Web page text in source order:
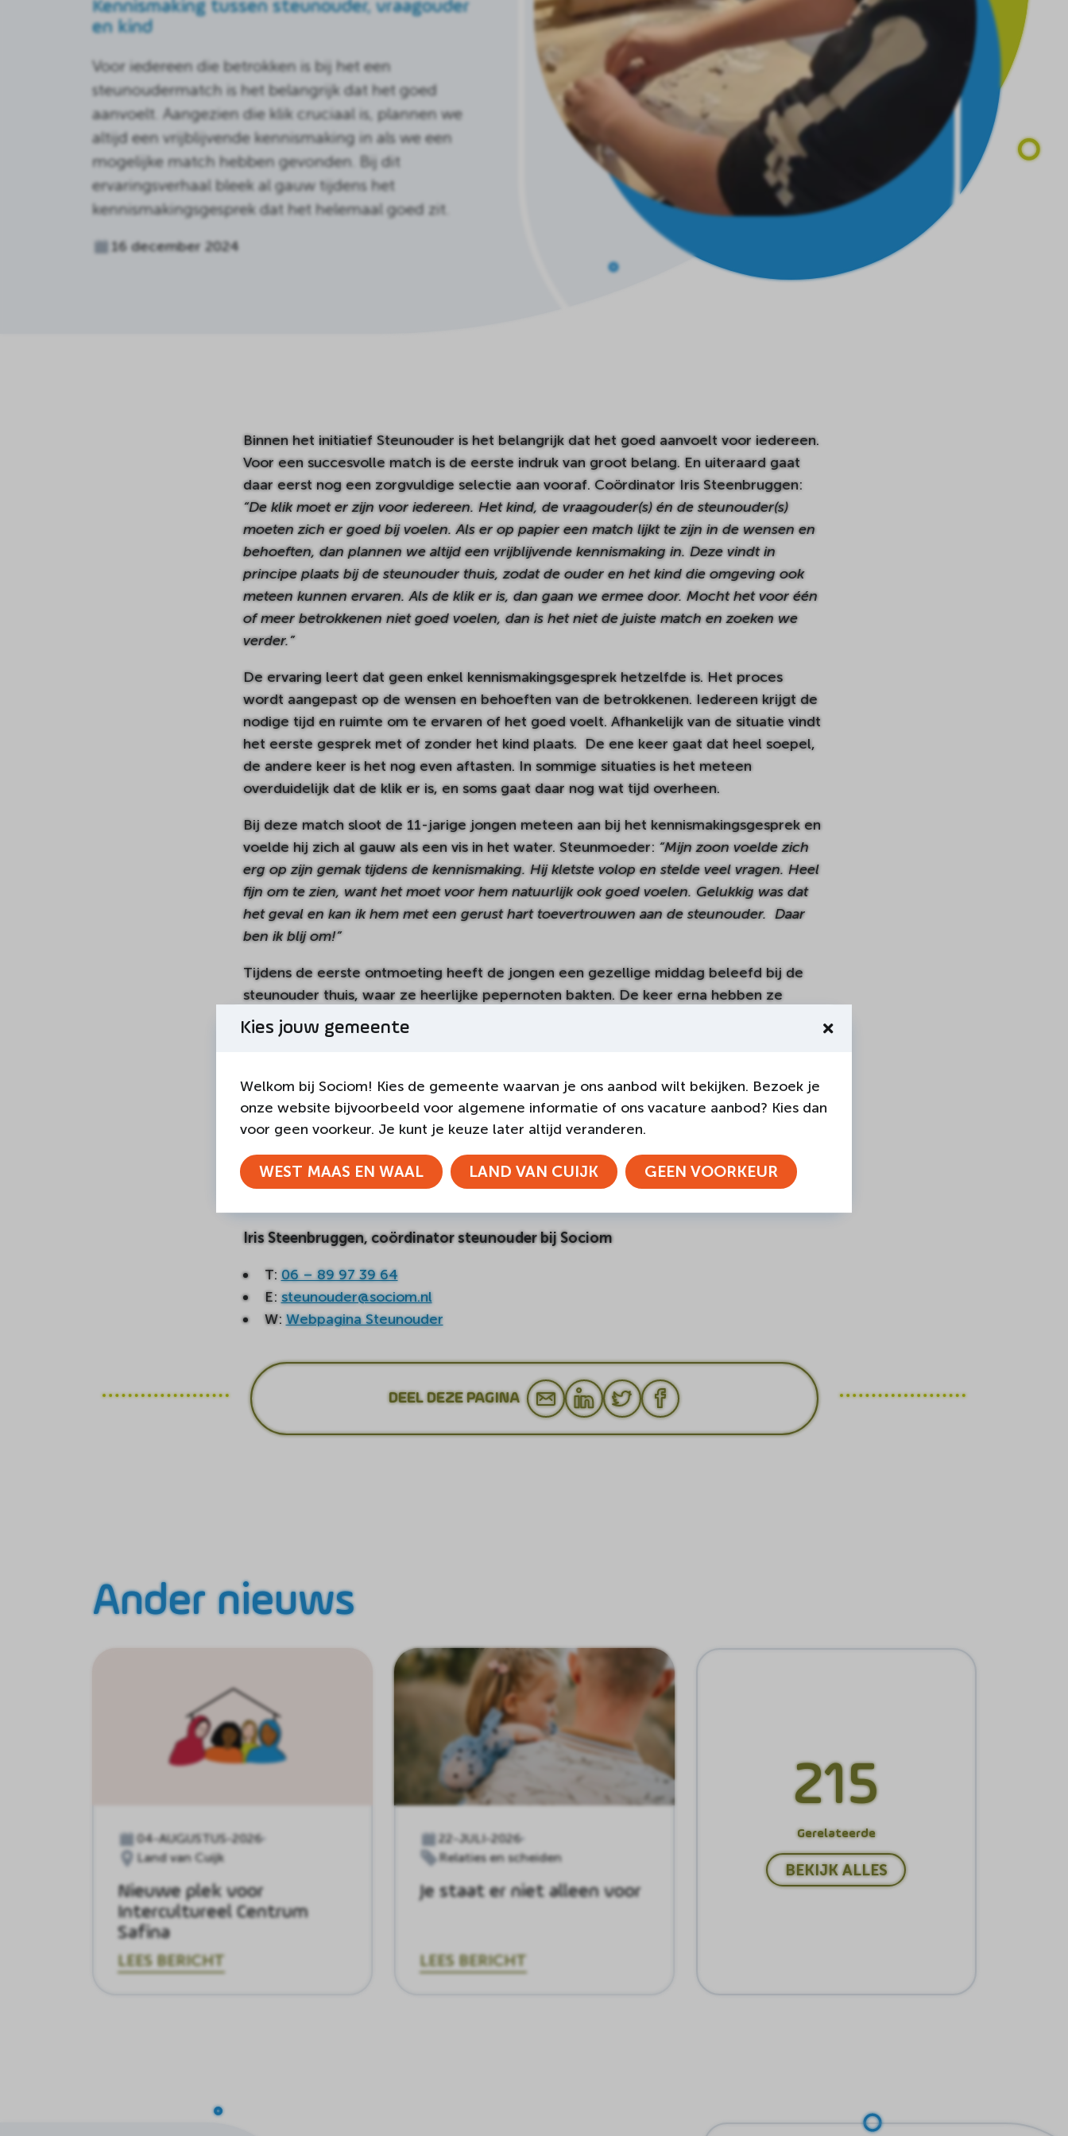
Kennismaking tussen steunouder, vraagouder
en kind
Voor iedereen die betrokken is bij het een
steunoudermatch is het belangrijk dat het goed
aanvoelt. Aangezien die klik cruciaal is, plannen we
altijd een vrijblijvende kennismaking in als we een
mogelijke match hebben gevonden. Bij dit
ervaringsverhaal bleek al gauw tijdens het
kennismakingsgesprek dat het helemaal goed zit.
16 december 2024
Binnen het initiatief Steunouder is het belangrijk dat het goed aanvoelt voor iedereen.
Voor een succesvolle match is de eerste indruk van groot belang. En uiteraard gaat
daar eerst nog een zorgvuldige selectie aan vooraf. Coördinator Iris Steenbruggen:
“De klik moet er zijn voor iedereen. Het kind, de vraagouder(s) én de steunouder(s)
moeten zich er goed bij voelen. Als er op papier een match lijkt te zijn in de wensen en
behoeften, dan plannen we altijd een vrijblijvende kennismaking in. Deze vindt in
principe plaats bij de steunouder thuis, zodat de ouder en het kind die omgeving ook
meteen kunnen ervaren. Als de klik er is, dan gaan we ermee door. Mocht het voor één
of meer betrokkenen niet goed voelen, dan is het niet de juiste match en zoeken we
verder.”
De ervaring leert dat geen enkel kennismakingsgesprek hetzelfde is. Het proces
wordt aangepast op de wensen en behoeften van de betrokkenen. Iedereen krijgt de
nodige tijd en ruimte om te ervaren of het goed voelt. Afhankelijk van de situatie vindt
het eerste gesprek met of zonder het kind plaats. De ene keer gaat dat heel soepel,
de andere keer is het nog even aftasten. In sommige situaties is het meteen
overduidelijk dat de klik er is, en soms gaat daar nog wat tijd overheen.
Bij deze match sloot de 11-jarige jongen meteen aan bij het kennismakingsgesprek en
voelde hij zich al gauw als een vis in het water. Steunmoeder: “Mijn zoon voelde zich
erg op zijn gemak tijdens de kennismaking. Hij kletste volop en stelde veel vragen. Heel
fijn om te zien, want het moet voor hem natuurlijk ook goed voelen. Gelukkig was dat
het geval en kan ik hem met een gerust hart toevertrouwen aan de steunouder. Daar
ben ik blij om!”
Tijdens de eerste ontmoeting heeft de jongen een gezellige middag beleefd bij de
steunouder thuis, waar ze heerlijke pepernoten bakten. De keer erna hebben ze
samen de kerstboom opgezet. De plannen voor een volgende middag zijn al in de
maak: de steunouder haalt de jongen binnenkort uit school, om vervolgens samen een
Ook steunouder worden?
Ben je na het lezen van dit artikel enthousiast en wil je misschien ook steunouder
worden? Neem dan vrijblijvend contact met ons op. Wij informeren je graag over de
Iris Steenbruggen, coördinator steunouder bij Sociom
T:06 – 89 97 39 64
E: steunouder@sociom.nl
W: Webpagina Steunouder
DEEL DEZE PAGINA
Ander nieuws
04-AUGUSTUS-2026
Land van Cuijk
Nieuwe plek voor
Intercultureel Centrum
Safina
LEES BERICHT
22-JULI-2026
Relaties en scheiden
Je staat er niet alleen voor
LEES BERICHT
215
Gerelateerde
BEKIJK ALLES
Kies jouw gemeente
Welkom bij Sociom! Kies de gemeente waarvan je ons aanbod wilt bekijken. Bezoek je
onze website bijvoorbeeld voor algemene informatie of ons vacature aanbod? Kies dan
voor geen voorkeur. Je kunt je keuze later altijd veranderen.
WEST MAAS EN WAAL LAND VAN CUIJK GEEN VOORKEUR